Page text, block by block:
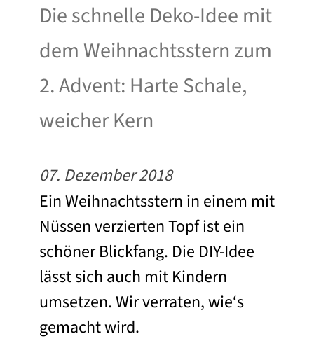
Die schnelle Deko-Idee mit
dem Weihnachtsstern zum
2. Advent: Harte Schale,
weicher Kern
07. Dezember 2018
Ein Weihnachtsstern in einem mit
Nüssen verzierten Topf ist ein
schöner Blickfang. Die DIY-Idee
lässt sich auch mit Kindern
umsetzen. Wir verraten, wie‘s
gemacht wird.